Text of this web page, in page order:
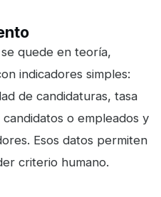
quede en teoría,
indicadores simples:
de candidaturas, tasa
o empleados y
Esos datos permiten
criterio humano.